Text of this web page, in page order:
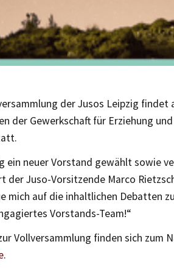
der Jusos Leipzig findet
der Gewerkschaft für Erziehung
ein neuer Vorstand gewählt sowie
der Juso-Vorsitzende Marco
mich auf die inhaltlichen Debatten
Vorstands-Team!“
Vollversammlung finden sich zum
.